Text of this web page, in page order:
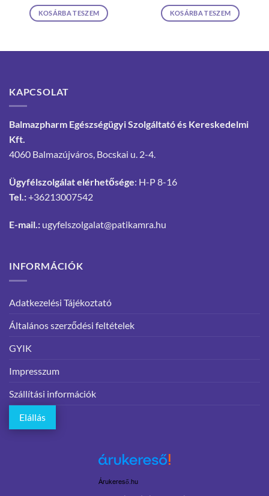
KOSÁRBA TESZEM KOSÁRBA TESZEM
KAPCSOLAT
Balmazpharm Egészségügyi Szolgáltató és Kereskedelmi
Kft.
4060 Balmazújváros, Bocskai u. 2-4.
Ügyfélszolgálat elérhetősége: H-P 8-16
Tel.:+36213007542
E-mail.: ugyfelszolgalat@patikamra.hu
INFORMÁCIÓK
Adatkezelési Tájékoztató
Általános szerződési feltételek
GYIK
Impresszum
Szállítási információk
Elállás
Árukereső.hu